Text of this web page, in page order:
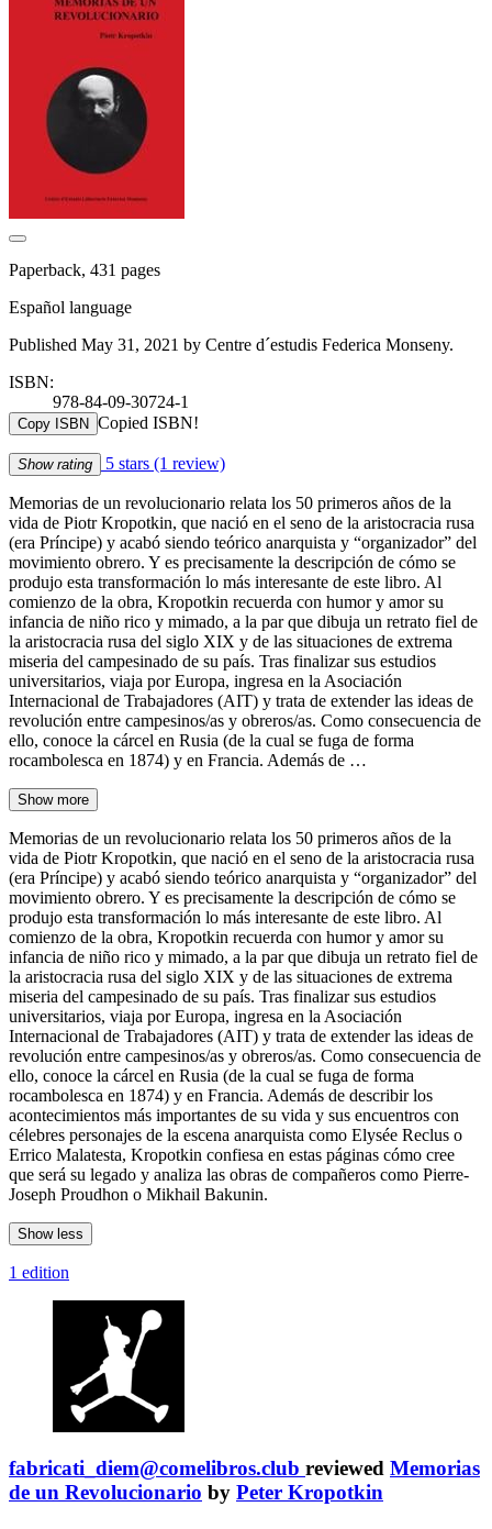
Paperback, 431 pages
Español language
Published May 31, 2021 by Centre d´estudis Federica Monseny.
ISBN:
978-84-09-30724-1
Copy ISBN Copied ISBN!
Show rating 5 stars (1 review)
Memorias de un revolucionario relata los 50 primeros años de la
vida de Piotr Kropotkin, que nació en el seno de la aristocracia rusa
(era Príncipe) y acabó siendo teórico anarquista y “organizador” del
movimiento obrero. Y es precisamente la descripción de cómo se
produjo esta transformación lo más interesante de este libro. Al
comienzo de la obra, Kropotkin recuerda con humor y amor su
infancia de niño rico y mimado, a la par que dibuja un retrato fiel de
la aristocracia rusa del siglo XIX y de las situaciones de extrema
miseria del campesinado de su país. Tras finalizar sus estudios
universitarios, viaja por Europa, ingresa en la Asociación
Internacional de Trabajadores (AIT) y trata de extender las ideas de
revolución entre campesinos/as y obreros/as. Como consecuencia de
ello, conoce la cárcel en Rusia (de la cual se fuga de forma
rocambolesca en 1874) y en Francia. Además de …
Show more
Memorias de un revolucionario relata los 50 primeros años de la
vida de Piotr Kropotkin, que nació en el seno de la aristocracia rusa
(era Príncipe) y acabó siendo teórico anarquista y “organizador” del
movimiento obrero. Y es precisamente la descripción de cómo se
produjo esta transformación lo más interesante de este libro. Al
comienzo de la obra, Kropotkin recuerda con humor y amor su
infancia de niño rico y mimado, a la par que dibuja un retrato fiel de
la aristocracia rusa del siglo XIX y de las situaciones de extrema
miseria del campesinado de su país. Tras finalizar sus estudios
universitarios, viaja por Europa, ingresa en la Asociación
Internacional de Trabajadores (AIT) y trata de extender las ideas de
revolución entre campesinos/as y obreros/as. Como consecuencia de
ello, conoce la cárcel en Rusia (de la cual se fuga de forma
rocambolesca en 1874) y en Francia. Además de describir los
acontecimientos más importantes de su vida y sus encuentros con
célebres personajes de la escena anarquista como Elysée Reclus o
Errico Malatesta, Kropotkin confiesa en estas páginas cómo cree
que será su legado y analiza las obras de compañeros como Pierre-
Joseph Proudhon o Mikhail Bakunin.
Show less
1 edition
fabricati_diem@comelibros.club reviewed Memorias
de un Revolucionario by Peter Kropotkin